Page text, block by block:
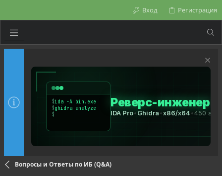
Вход Регистрация
Вопросы и Ответы по ИБ (Q&A)